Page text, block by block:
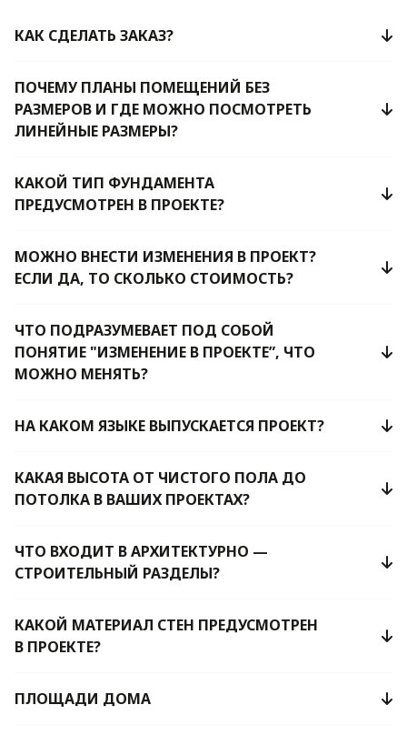
КАК СДЕЛАТЬ ЗАКАЗ?
ПОЧЕМУ ПЛАНЫ ПОМЕЩЕНИЙ БЕЗ
РАЗМЕРОВ И ГДЕ МОЖНО ПОСМОТРЕТЬ
ЛИНЕЙНЫЕ РАЗМЕРЫ?
КАКОЙ ТИП ФУНДАМЕНТА
ПРЕДУСМОТРЕН В ПРОЕКТЕ?
МОЖНО ВНЕСТИ ИЗМЕНЕНИЯ В ПРОЕКТ?
ЕСЛИ ДА, ТО СКОЛЬКО СТОИМОСТЬ?
ЧТО ПОДРАЗУМЕВАЕТ ПОД СОБОЙ
ПОНЯТИЕ "ИЗМЕНЕНИЕ В ПРОЕКТЕ”, ЧТО
МОЖНО МЕНЯТЬ?
НА КАКОМ ЯЗЫКЕ ВЫПУСКАЕТСЯ ПРОЕКТ?
КАКАЯ ВЫСОТА ОТ ЧИСТОГО ПОЛА ДО
ПОТОЛКА В ВАШИХ ПРОЕКТАХ?
ЧТО ВХОДИТ В АРХИТЕКТУРНО —
СТРОИТЕЛЬНЫЙ РАЗДЕЛЫ?
КАКОЙ МАТЕРИАЛ СТЕН ПРЕДУСМОТРЕН
В ПРОЕКТЕ?
ПЛОЩАДИ ДОМА